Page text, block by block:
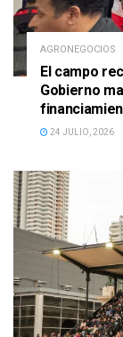
AGRONEGOCIOS
El campo
Gobierno
24 JULIO, 2026